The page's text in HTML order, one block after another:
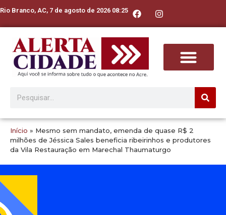
Rio Branco, AC, 7 de agosto de 2026 08:25
Início » Mesmo sem mandato, emenda de quase R$ 2
milhões de Jéssica Sales beneficia ribeirinhos e produtores
da Vila Restauração em Marechal Thaumaturgo